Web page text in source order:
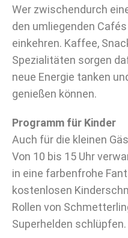
Wer zwischendurch
den umliegenden
einkehren. Kaffee,
Spezialitäten sorgen
neue Energie tanken
genießen können.
Programm für Kinder
Auch für die kleinen
Von 10 bis 15 Uhr
in eine farbenfrohe
kostenlosen
Rollen von
Superhelden schlüpfen.